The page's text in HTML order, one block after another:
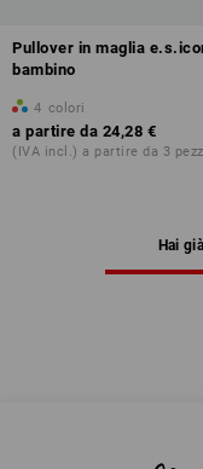
Pullover in maglia
bambino
4 colori
a partire da 24,28 €
(IVA incl.) a partire da 3
Hai